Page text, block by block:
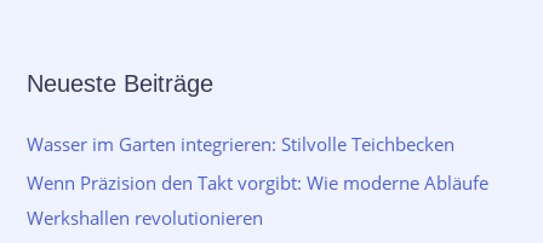
Neueste Beiträge
Wasser im Garten integrieren: Stilvolle Teichbecken
Wenn Präzision den Takt vorgibt: Wie moderne Abläufe
Werkshallen revolutionieren